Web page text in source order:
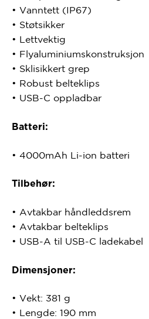
• Vanntett (IP67)
• Støtsikker
• Lettvektig
• Flyaluminiumskonstruksjon
• Sklisikkert grep
• Robust belteklips
• USB-C oppladbar
Batteri:
• 4000mAh Li-ion batteri
Tilbehør:
• Avtakbar håndleddsrem
• Avtakbar belteklips
• USB-A til USB-C ladekabel
Dimensjoner:
• Vekt: 381 g
• Lengde: 190 mm